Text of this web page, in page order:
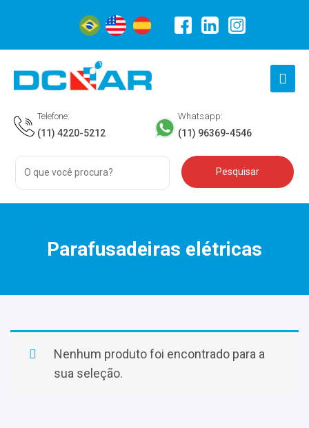
Telefone:
(11) 4220-5212
Whatsapp:
(11) 96369-4546
Parafusadeiras elétricas
Nenhum produto foi encontrado para a
sua seleção.